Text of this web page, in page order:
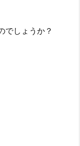
でしょうか？